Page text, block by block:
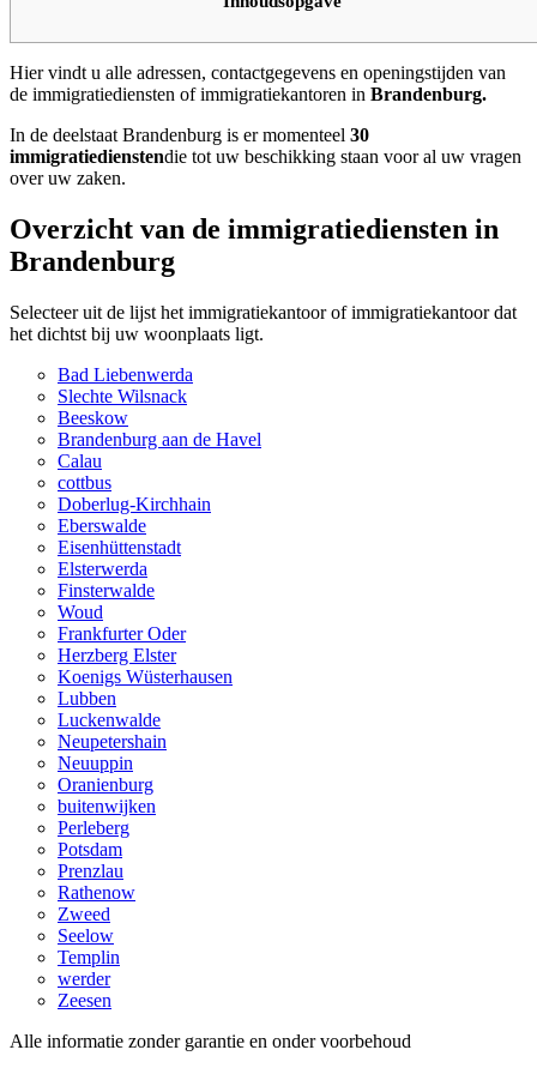
Hier vindt u alle adressen, contactgegevens en openingstijden van
de immigratiediensten of immigratiekantoren in Brandenburg.
In de deelstaat Brandenburg is er momenteel 30
immigratiedienstendie tot uw beschikking staan voor al uw vragen
over uw zaken.
Overzicht van de immigratiediensten in
Brandenburg
Selecteer uit de lijst het immigratiekantoor of immigratiekantoor dat
het dichtst bij uw woonplaats ligt.
Bad Liebenwerda
Slechte Wilsnack
Beeskow
Brandenburg aan de Havel
Calau
cottbus
Doberlug-Kirchhain
Eberswalde
Eisenhüttenstadt
Elsterwerda
Finsterwalde
Woud
Frankfurter Oder
Herzberg Elster
Koenigs Wüsterhausen
Lubben
Luckenwalde
Neupetershain
Neuuppin
Oranienburg
buitenwijken
Perleberg
Potsdam
Prenzlau
Rathenow
Zweed
Seelow
Templin
werder
Zeesen
Alle informatie zonder garantie en onder voorbehoud